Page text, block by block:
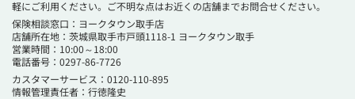
軽にご利用ください。ご不明な点はお近くの店舗までお問合せください。
保険相談窓口：ヨークタウン取手店
店舗所在地：茨城県取手市戸頭1118-1 ヨークタウン取手
営業時間：10:00～18:00
電話番号：0297-86-7726
カスタマーサービス：0120-110-895
情報管理責任者：行徳隆史